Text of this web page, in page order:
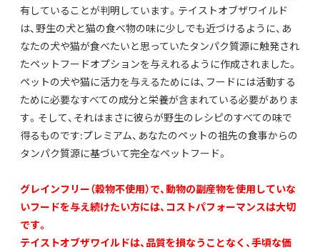
有していることが判明しています。テイストオブザワイルド
は、野生の犬と猫の食べ物の味に少しでも近づけるように、あ
なたの犬や猫が食べたいと思っていたタンパク質源に触発され
たペットフードオプションを与えれるように作成されました。
ペットの犬や猫に活力を与えるためには、フードには活動する
ために必要なすべての成分と栄養が含まれている必要がありま
す。そして、それはまさに彼らが野生のレシピのすべての味で
得るものです:プレミアム、あなたのペットの祖先の食事からの
タンパク質源に基づいて完全なペットフード。
グレインフリー（穀物不使用）で、動物の副産物を使用していな
いフードを与え続けたい方には、コストパフォーマンスは大切
です。
テイストオブザワイルドは、品質を損なうことなく、手頃な価